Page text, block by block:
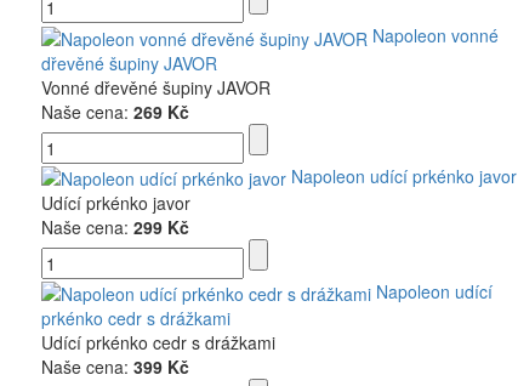
Napoleon vonné
dřevěné šupiny JAVOR
Vonné dřevěné šupiny JAVOR
Naše cena: 269 Kč
Napoleon udící prkénko javor
Udící prkénko javor
Naše cena: 299 Kč
Napoleon udící
prkénko cedr s drážkami
Udící prkénko cedr s drážkami
Naše cena: 399 Kč